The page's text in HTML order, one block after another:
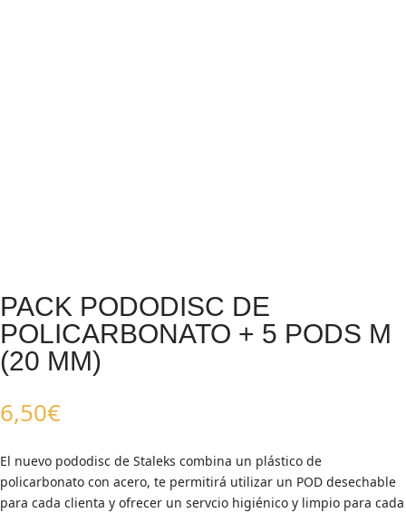
PACK PODODISC DE
POLICARBONATO + 5 PODS M
(20 MM)
6,50€
El nuevo pododisc de Staleks combina un plástico de
policarbonato con acero, te permitirá utilizar un POD desechable
para cada clienta y ofrecer un servcio higiénico y limpio para cada